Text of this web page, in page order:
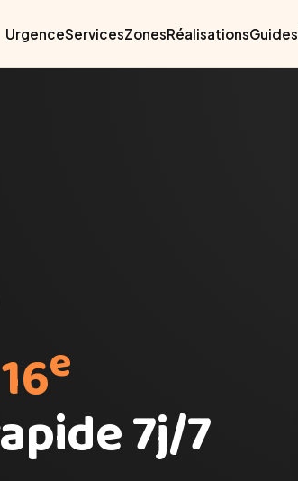
UrgenceServicesZonesRéalisationsGuides
e
7j/7